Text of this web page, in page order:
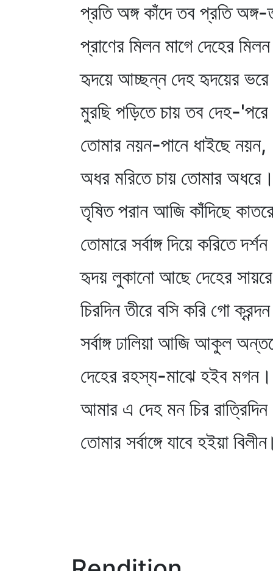
প্রতি অঙ্গ কাঁদে তব প্রতি অঙ্গ-
প্রাণের মিলন মাগে দেহের
হৃদয়ে আচ্ছন্ন দেহ হৃদয়ের ভরে
মুরছি পড়িতে চায় তব দেহ-
তোমার নয়ন-পানে ধাইছে নয়ন,
অধর মরিতে চায় তোমার অধরে।
তৃষিত পরান আজি কাঁদিছে
তোমারে সর্বাঙ্গ দিয়ে করিতে
হৃদয় লুকানো আছে দেহের
চিরদিন তীরে বসি করি গো
সর্বাঙ্গ ঢালিয়া আজি আকুল
দেহের রহস্য-মাঝে হইব মগন।
আমার এ দেহ মন চির রাত্রিদিন
তোমার সর্বাঙ্গে যাবে হইয়া